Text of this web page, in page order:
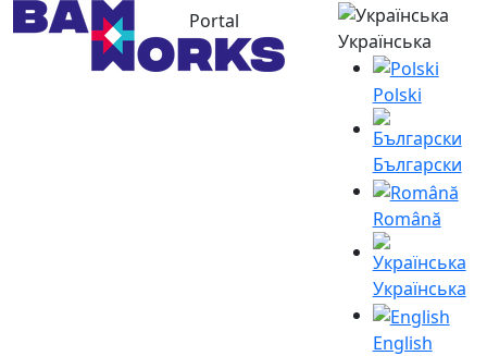
Portal
Українська
Polski
Български
Română
Українська
English